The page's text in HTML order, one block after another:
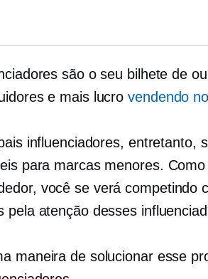
são o seu bilhete de
e mais lucrovendendo
influenciadores, entretanto,
para marcas menores.
você se verá competindo
pela atenção desses
maneira de solucionar esse